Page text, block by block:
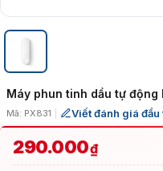
Máy phun tinh dầu tự động
Mã: PX831 Viết đánh giá đầu
290.000₫